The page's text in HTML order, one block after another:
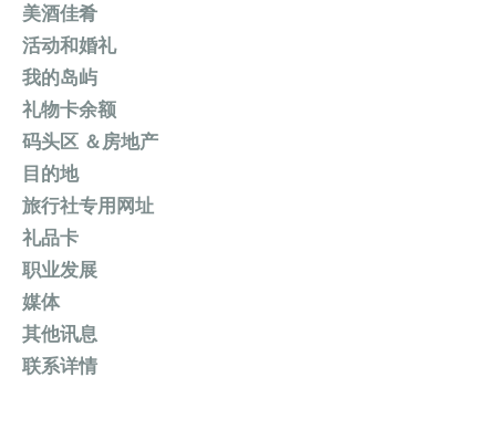
美酒佳肴
活动和婚礼
我的岛屿
礼物卡余额
码头区 ＆房地产
目的地
旅行社专用网址
礼品卡
职业发展
媒体
其他讯息
联系详情